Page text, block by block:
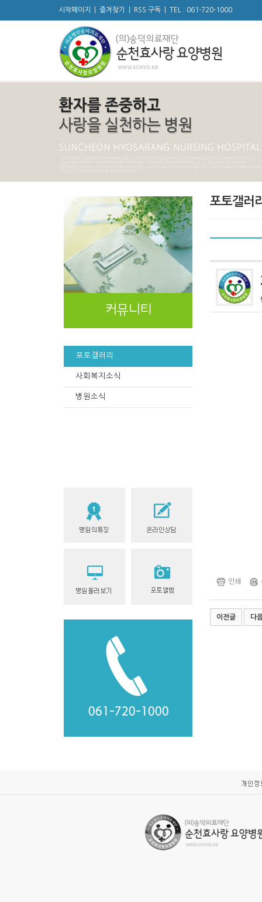
시작페이지 즐겨찾기 RSS 구독 TEL : 061-720-1000
포토갤러리
사회복지소식
병원소식
포토갤러
인쇄
이전글 다